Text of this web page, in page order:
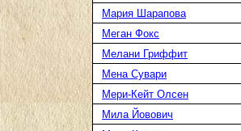
Мария Шарапова
Меган Фокс
Мелани Гриффит
Мена Сувари
Мери-Кейт Олсен
Мила Йовович